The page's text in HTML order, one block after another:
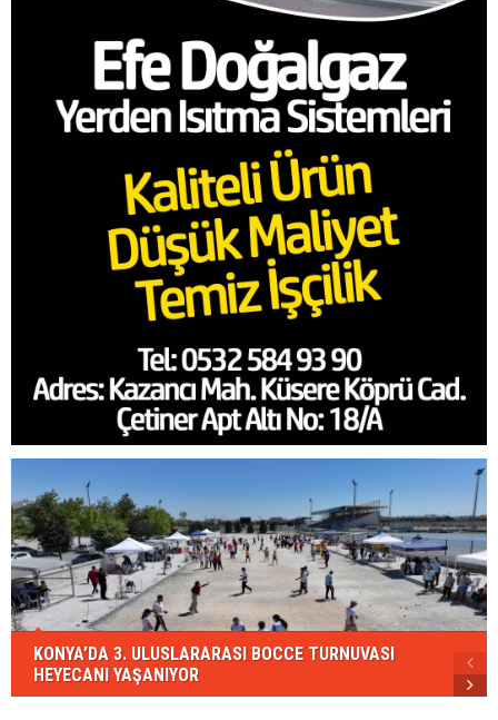
KONYA’DA 3. ULUSLARARASI BOCCE TURNUVASI
HEYECANI YAŞANIYOR